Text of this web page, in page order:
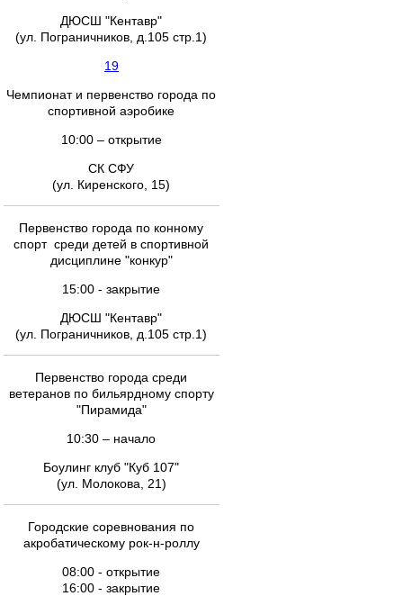
ДЮСШ "Кентавр"
(ул. Пограничников, д.105 стр.1)
19
Чемпионат и первенство города по
спортивной аэробике
10:00 – открытие
СК СФУ
(ул. Киренского, 15)
Первенство города по конному
спорт среди детей в спортивной
дисциплине "конкур"
15:00 - закрытие
ДЮСШ "Кентавр"
(ул. Пограничников, д.105 стр.1)
Первенство города среди
ветеранов по бильярдному спорту
"Пирамида"
10:30 – начало
Боулинг клуб "Куб 107"
(ул. Молокова, 21)
Городские соревнования по
акробатическому рок-н-роллу
08:00 - открытие
16:00 - закрытие